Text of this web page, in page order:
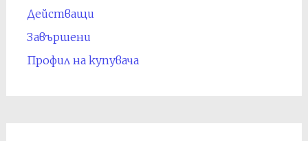
Действащи
Завършени
Профил на купувача